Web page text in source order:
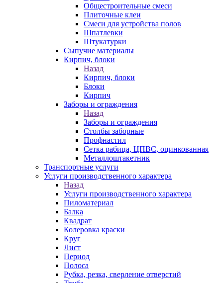
Общестроительные смеси
Плиточные клеи
Смеси для устройства полов
Шпатлевки
Штукатурки
Сыпучие материалы
Кирпич, блоки
Назад
Кирпич, блоки
Блоки
Кирпич
Заборы и ограждения
Назад
Заборы и ограждения
Столбы заборные
Профнастил
Сетка рабица, ЦПВС, оцинкованная
Металлоштакетник
Транспортные услуги
Услуги производственного характера
Назад
Услуги производственного характера
Пиломатериал
Балка
Квадрат
Колеровка краски
Круг
Лист
Период
Полоса
Рубка, резка, сверление отверстий